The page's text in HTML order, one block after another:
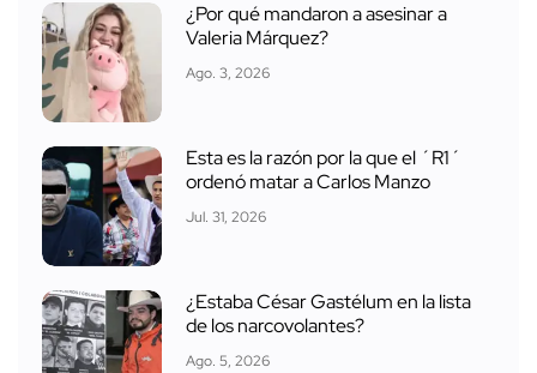
¿Por qué mandaron a asesinar a
Valeria Márquez?
Ago. 3, 2026
Esta es la razón por la que el ´R1´
ordenó matar a Carlos Manzo
Jul. 31, 2026
¿Estaba César Gastélum en la lista
de los narcovolantes?
Ago. 5, 2026